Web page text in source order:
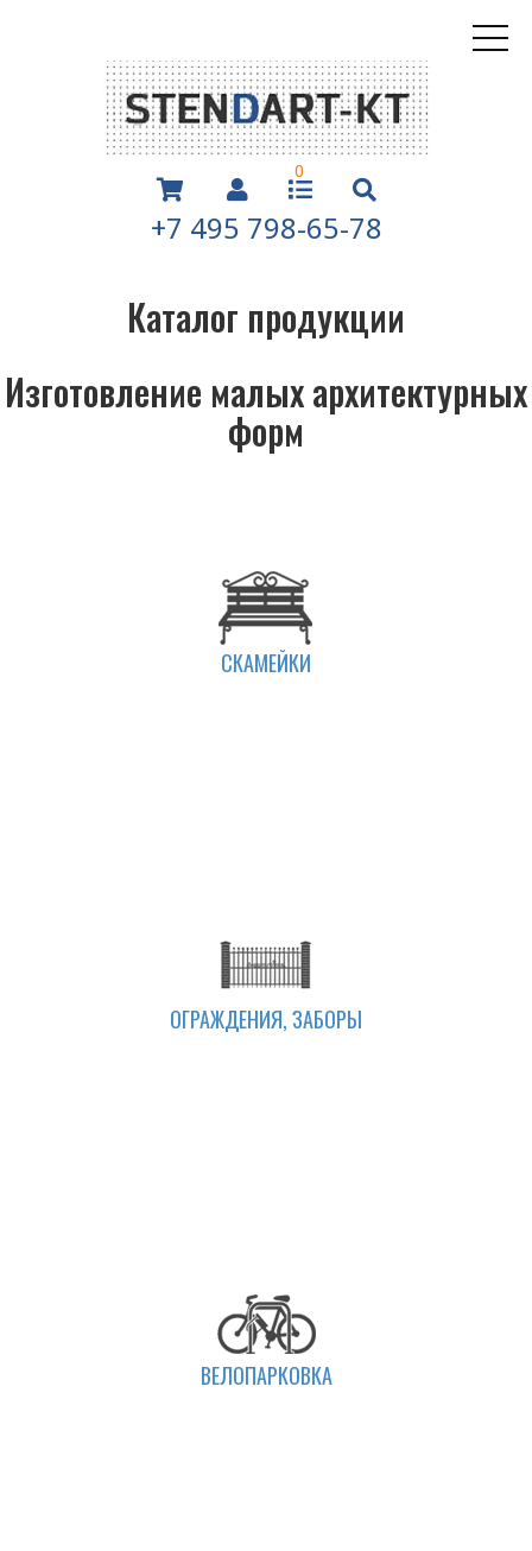
0
+7 495 798-65-78
Каталог продукции
Изготовление малых архитектурных
форм
СКАМЕЙКИ
ОГРАЖДЕНИЯ, ЗАБОРЫ
ВЕЛОПАРКОВКА